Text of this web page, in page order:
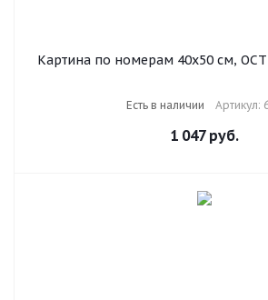
Картина по номерам 40х50 см,
Есть в наличии Артикул:
1 047руб.